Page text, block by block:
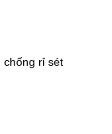
chống rỉ sét